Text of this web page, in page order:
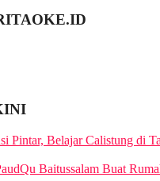
Pintar, Belajar Calistung di
Baitussalam Buat